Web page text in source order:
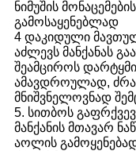
ნიმუშის
გამოსაყენებლად
4 დაკიდული
აძლევს მანქანას
შეამციროს
ამავდროულად,
მნიშვნელოვნად
5. სითბოს
მანქანის მთავარ
აოლის გამოყენება